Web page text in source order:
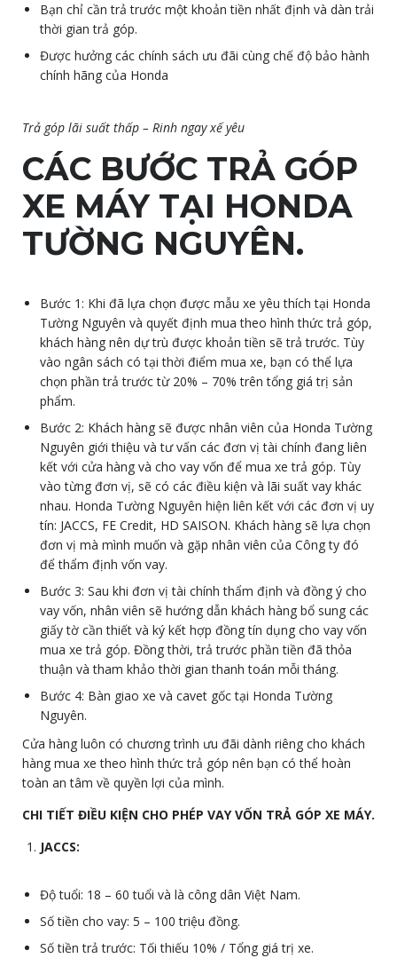
Bạn chỉ cần trả trước một khoản tiền nhất định và dàn trải
thời gian trả góp.
Được hưởng các chính sách ưu đãi cùng chế độ bảo hành
chính hãng của Honda
Trả góp lãi suất thấp – Rinh ngay xế yêu
CÁC BƯỚC TRẢ GÓP
XE MÁY TẠI HONDA
TƯỜNG NGUYÊN.
Bước 1: Khi đã lựa chọn được mẫu xe yêu thích tại Honda
Tường Nguyên và quyết định mua theo hình thức trả góp,
khách hàng nên dự trù được khoản tiền sẽ trả trước. Tùy
vào ngân sách có tại thời điểm mua xe, bạn có thể lựa
chọn phần trả trước từ 20% – 70% trên tổng giá trị sản
phẩm.
Bước 2: Khách hàng sẽ được nhân viên của Honda Tường
Nguyên giới thiệu và tư vấn các đơn vị tài chính đang liên
kết với cửa hàng và cho vay vốn để mua xe trả góp. Tùy
vào từng đơn vị, sẽ có các điều kiện và lãi suất vay khác
nhau. Honda Tường Nguyên hiện liên kết với các đơn vị uy
tín: JACCS, FE Credit, HD SAISON. Khách hàng sẽ lựa chọn
đơn vị mà mình muốn và gặp nhân viên của Công ty đó
để thẩm định vốn vay.
Bước 3: Sau khi đơn vị tài chính thẩm định và đồng ý cho
vay vốn, nhân viên sẽ hướng dẫn khách hàng bổ sung các
giấy tờ cần thiết và ký kết hợp đồng tín dụng cho vay vốn
mua xe trả góp. Đồng thời, trả trước phần tiền đã thỏa
thuận và tham khảo thời gian thanh toán mỗi tháng.
Bước 4: Bàn giao xe và cavet gốc tại Honda Tường
Nguyên.
Cửa hàng luôn có chương trình ưu đãi dành riêng cho khách
hàng mua xe theo hình thức trả góp nên bạn có thể hoàn
toàn an tâm về quyền lợi của mình.
CHI TIẾT ĐIỀU KIỆN CHO PHÉP VAY VỐN TRẢ GÓP XE MÁY.
JACCS:
Độ tuổi: 18 – 60 tuổi và là công dân Việt Nam.
Số tiền cho vay: 5 – 100 triệu đồng.
Số tiền trả trước: Tối thiếu 10% / Tổng giá trị xe.